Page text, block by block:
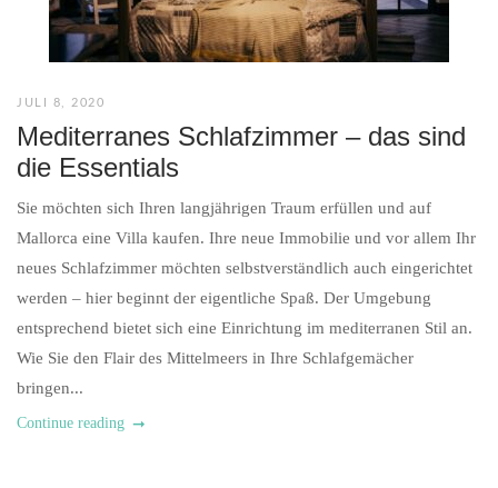
JULI 8, 2020
Mediterranes Schlafzimmer – das sind
die Essentials
Sie möchten sich Ihren langjährigen Traum erfüllen und auf
Mallorca eine Villa kaufen. Ihre neue Immobilie und vor allem Ihr
neues Schlafzimmer möchten selbstverständlich auch eingerichtet
werden – hier beginnt der eigentliche Spaß. Der Umgebung
entsprechend bietet sich eine Einrichtung im mediterranen Stil an.
Wie Sie den Flair des Mittelmeers in Ihre Schlafgemächer
bringen...
Continue reading